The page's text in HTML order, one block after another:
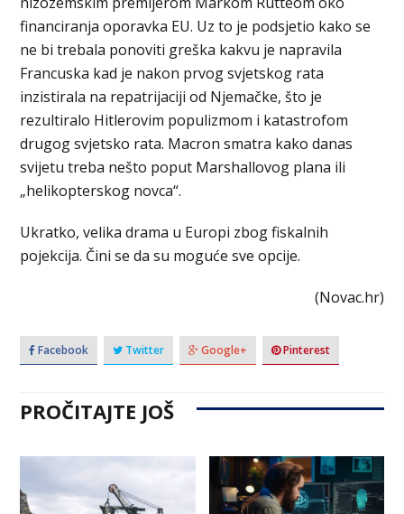
financiranja oporavka EU. Uz to je podsjetio kako se
ne bi trebala ponoviti greška kakvu je napravila
Francuska kad je nakon prvog svjetskog rata
inzistirala na repatrijaciji od Njemačke, što je
rezultiralo Hitlerovim populizmom i katastrofom
drugog svjetsko rata. Macron smatra kako danas
svijetu treba nešto poput Marshallovog plana ili
„helikopterskog novca“.
Ukratko, velika drama u Europi zbog fiskalnih
pojekcija. Čini se da su moguće sve opcije.
(Novac.hr)
Facebook Twitter Google+ Pinterest
PROČITAJTE JOŠ